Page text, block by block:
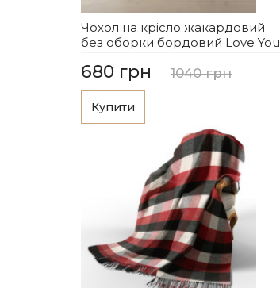
Чохол на крісло жакардовий
без оборки бордовий Love You
680 грн 1040 грн
Купити